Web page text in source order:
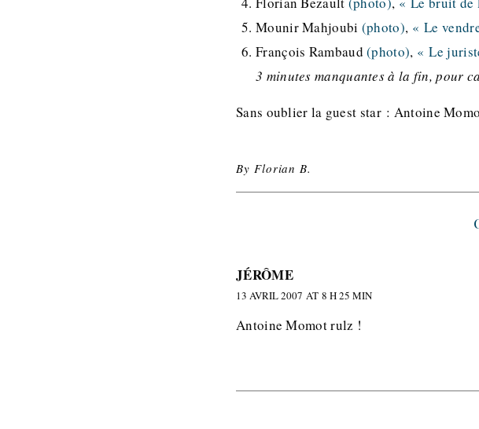
Mounir Mahjoubi (photo), « Le
François Rambaud(photo), « Le
3 minutes manquantes à la fin, pour
Sans oublier la guest star : Antoine
ByFlorian B.
JÉRÔME
13 AVRIL 2007 AT 8 H 25 MIN
Antoine Momot rulz !